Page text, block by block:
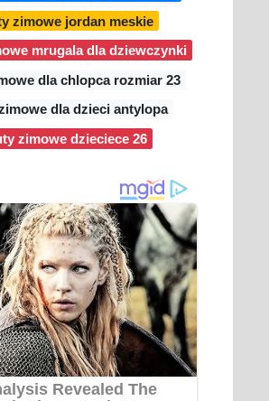
zimowe jordan meskie
mrugala dla dziewczynki
dla chlopca rozmiar 23
dla dzieci antylopa
zimowe dzieciece 26